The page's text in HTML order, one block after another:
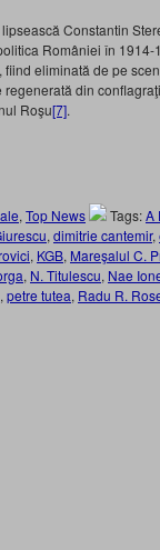
Constantin
României în
eliminată de pe
din
Roşu[7].
, Top News Tags:A
, dimitrie cantemir,
, KGB, Mareşalul C.
, N. Titulescu, Nae
, petre tutea, Radu R.